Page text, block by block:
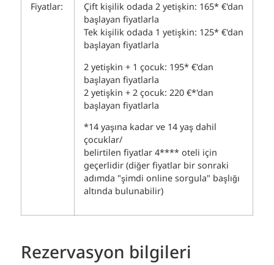
Fiyatlar:
Çift kişilik odada 2 yetişkin: 165* €'dan
başlayan fiyatlarla
Tek kişilik odada 1 yetişkin: 125* €'dan
başlayan fiyatlarla
2 yetişkin + 1 çocuk: 195* €'dan
başlayan fiyatlarla
2 yetişkin + 2 çocuk: 220 €*'dan
başlayan fiyatlarla
*14 yaşına kadar ve 14 yaş dahil
çocuklar/
belirtilen fiyatlar 4**** oteli için
geçerlidir (diğer fiyatlar bir sonraki
adımda "şimdi online sorgula" başlığı
altında bulunabilir)
Rezervasyon bilgileri